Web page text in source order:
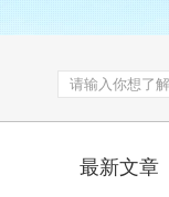
最新文章